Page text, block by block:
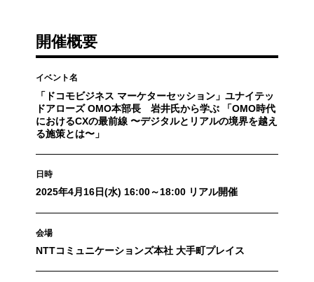
開催概要
イベント名
「ドコモビジネス マーケターセッション」ユナイテッ
ドアローズ OMO本部長 岩井氏から学ぶ 「OMO時代
におけるCXの最前線 〜デジタルとリアルの境界を越え
る施策とは〜」
日時
2025年4月16日(水) 16:00～18:00 リアル開催
会場
NTTコミュニケーションズ本社 大手町プレイス